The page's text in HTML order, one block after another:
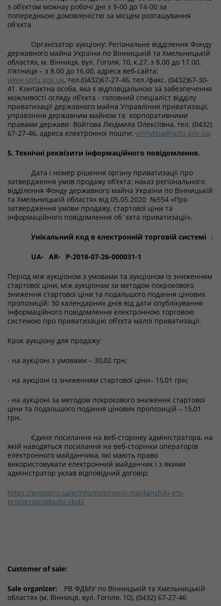
з об’єктом можнау робочі дні з 9-00 до 14-00 за
попередньою домовленістю за місцем розташування
об'єкта.
Організатор аукціону: Регіональне відділення Фонду
державного майна України по Вінницькій та Хмельницькій
областях, м. Вінниця, вул. Гоголя, 10, к.27, з 8.00 до 17.00,
п’ятниця – з 8.00 до 16.00, адреса веб-сайта:
www.spfu.gov.ua, тел.(0432)67-27-46, тел./факс. (0432)67-30-
41. Контактна особа, яка є відповідальною за забезпечення
можливості огляду об’єкта - головний спеціаліст відділу
приватизації державного майна Управління приватизації,
управління державним майном та корпоративними
правами держави Войтова Людмила Олексіївна, тел. (0432)
67-27-46, адреса електронної пошти: vinnytsia@spfu.gov.ua.
5. Технічні реквізити інформаційного повідомлення.
Дата і номер рішення органу приватизації про
затвердження умов продажу об’єкта: наказ регіонального
відділення Фонду державного майна України по Вінницькій
та Хмельницькій областях від 05.05.2020 №554 «Про
затвердження умови продажу, стартової ціни та
інформаційного повідомлення об`єкта приватизації».
Унікальний код в електронній торговій системі :
UA- AR- P-2018-07-26-000031-1
Період між аукціоном з умовами та аукціоном із зниженням
стартової ціни, між аукціонам за методом покрокового
зниження стартової ціни та подальшого подання цінових
пропозицій: 30 календарних днів від дати опублікування
інформаційного повідомлення електронною торговою
системою про приватизацію об’єкта малої приватизації.
Крок аукціону для продажу:
- на аукціоні з умовами – 30,02 грн;
- на аукціоні із зниженням стартової ціни– 15,01 грн;
- на аукціоні за методом покрокового зниження стартової
ціни та подальшого подання цінових пропозицій – 15,01
грн.
Єдине посилання на веб-сторінку адміністратора, на
якій наводяться посилання на веб-сторінки операторів
електронного майданчика, які мають право
використовувати електронний майданчик і з якими
адміністратор уклав відповідний договір:
https://prozorro.sale/info/elektronni-majdanchiki-ets-
prozorroprodazhi-cbd2
Customer of sale:
Sale organizer:
РВ ФДМУ по Вінницькій та Хмельницькій
областях (м. Вінниця, вул. Гоголя, 10), (0432) 67-27-46